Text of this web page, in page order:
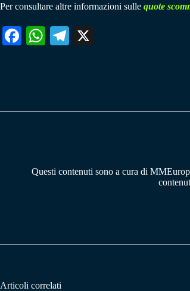
Per consultare altre informazioni sulle quote
Fa W
pp
Te
m
Questi contenuti sono a cura di
Articoli correlati